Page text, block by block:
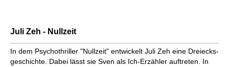
Juli Zeh - Nullzeit
In dem Psychothriller "Nullzeit" ent­wickelt Juli Zeh eine Dreiecks­
geschichte. Dabei lässt sie Sven als Ich-Erzähler auftreten. In